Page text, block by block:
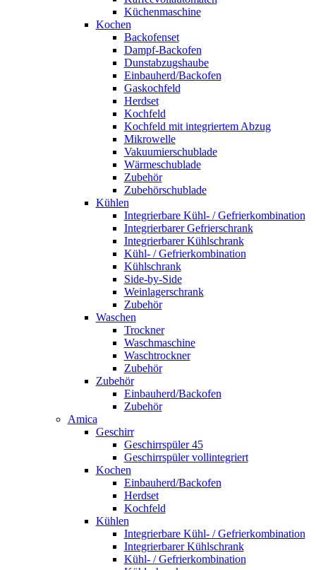
Küchenmaschine
Kochen
Backofenset
Dampf-Backofen
Dunstabzugshaube
Einbauherd/Backofen
Gaskochfeld
Herdset
Kochfeld
Kochfeld mit integriertem Abzug
Mikrowelle
Vakuumierschublade
Wärmeschublade
Zubehör
Zubehörschublade
Kühlen
Integrierbare Kühl- / Gefrierkombination
Integrierbarer Gefrierschrank
Integrierbarer Kühlschrank
Kühl- / Gefrierkombination
Kühlschrank
Side-by-Side
Weinlagerschrank
Zubehör
Waschen
Trockner
Waschmaschine
Waschtrockner
Zubehör
Zubehör
Einbauherd/Backofen
Zubehör
Amica
Geschirr
Geschirrspüler 45
Geschirrspüler vollintegriert
Kochen
Einbauherd/Backofen
Herdset
Kochfeld
Kühlen
Integrierbare Kühl- / Gefrierkombination
Integrierbarer Kühlschrank
Kühl- / Gefrierkombination